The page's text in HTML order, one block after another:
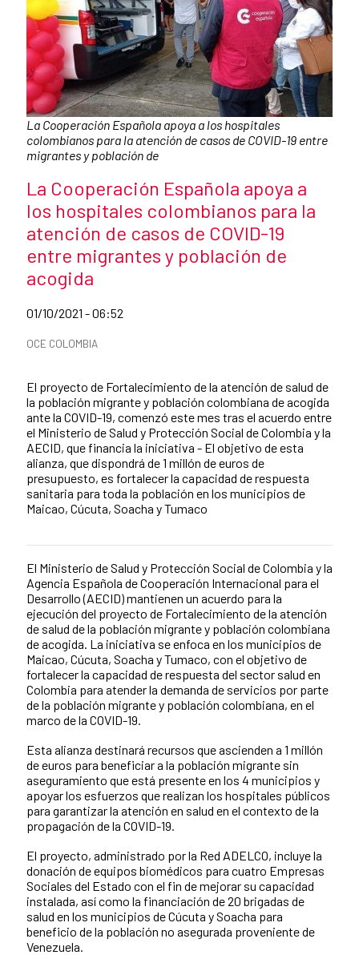
Caption:
La Cooperación Española apoya a los hospitales
colombianos para la atención de casos de COVID-19 entre
migrantes y población de
News title
La Cooperación Española apoya a
los hospitales colombianos para la
atención de casos de COVID-19
entre migrantes y población de
acogida
Date of publication of the news item
01/10/2021 - 06:52
News categories
OCE COLOMBIA
El proyecto de Fortalecimiento de la atención de salud de
la población migrante y población colombiana de acogida
ante la COVID-19, comenzó este mes tras el acuerdo entre
el Ministerio de Salud y Protección Social de Colombia y la
AECID, que financia la iniciativa - El objetivo de esta
alianza, que dispondrá de 1 millón de euros de
presupuesto, es fortalecer la capacidad de respuesta
sanitaria para toda la población en los municipios de
Maicao, Cúcuta, Soacha y Tumaco
News content
El Ministerio de Salud y Protección Social de Colombia y la
Agencia Española de Cooperación Internacional para el
Desarrollo (AECID) mantienen un acuerdo para la
ejecución del proyecto de Fortalecimiento de la atención
de salud de la población migrante y población colombiana
de acogida. La iniciativa se enfoca en los municipios de
Maicao, Cúcuta, Soacha y Tumaco, con el objetivo de
fortalecer la capacidad de respuesta del sector salud en
Colombia para atender la demanda de servicios por parte
de la población migrante y población colombiana, en el
marco de la COVID-19.
Esta alianza destinará recursos que ascienden a 1 millón
de euros para beneficiar a la población migrante sin
aseguramiento que está presente en los 4 municipios y
apoyar los esfuerzos que realizan los hospitales públicos
para garantizar la atención en salud en el contexto de la
propagación de la COVID-19.
El proyecto, administrado por la Red ADELCO, incluye la
donación de equipos biomédicos para cuatro Empresas
Sociales del Estado con el fin de mejorar su capacidad
instalada, así como la financiación de 20 brigadas de
salud en los municipios de Cúcuta y Soacha para
beneficio de la población no asegurada proveniente de
Venezuela.